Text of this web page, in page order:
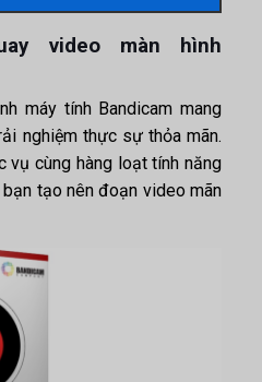
video màn hình
máy tínhBandicam mang
nghiệm thực sự thỏa mãn.
vụ cùng hàng loạt tính năng
tạo nên đoạn video mãn